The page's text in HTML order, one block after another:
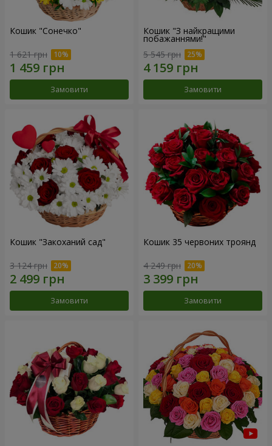
Кошик "Сонечко"
1 621 грн
Замовити
Кошик "З найкращими
побажаннями!"
5 545 грн
Замовити
Кошик "Закоханий сад"
3 124 грн
Замовити
Кошик 35 червоних троянд
4 249 грн
Замовити